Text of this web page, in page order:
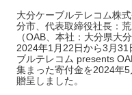
大分ケーブルテレコム株
分市、代表取締役社長：
（OAB、本社：大分県大
2024年1月22日から3月
ブルテレコム presents
集まった寄付金を2024年
贈呈しました。